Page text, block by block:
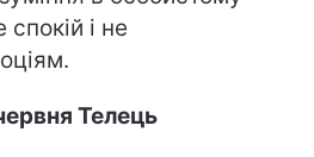
спокій і не
Телець